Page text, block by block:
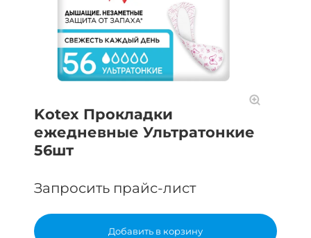
Kotex Прокладки
ежедневные Ультратонкие
56шт
Запросить прайс-лист
Добавить в корзину